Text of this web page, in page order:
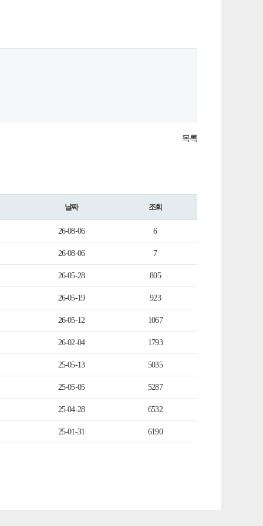
목록
날짜 조회
26-08-06 6
26-08-06 7
26-05-28 805
26-05-19 923
26-05-12 1067
26-02-04 1793
25-05-13 5035
25-05-05 5287
25-04-28 6532
25-01-31 6190